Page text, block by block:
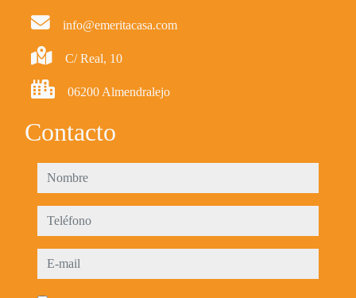
info@emeritacasa.com
C/ Real, 10
06200 Almendralejo
Contacto
nombre
teléfono
e-mail